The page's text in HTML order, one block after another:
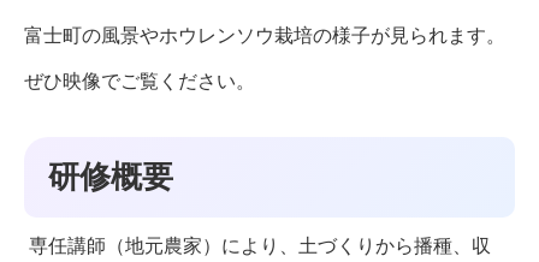
富士町の風景やホウレンソウ栽培の様子が見られます。
ぜひ映像でご覧ください。
研修概要
専任講師（地元農家）により、土づくりから播種、収